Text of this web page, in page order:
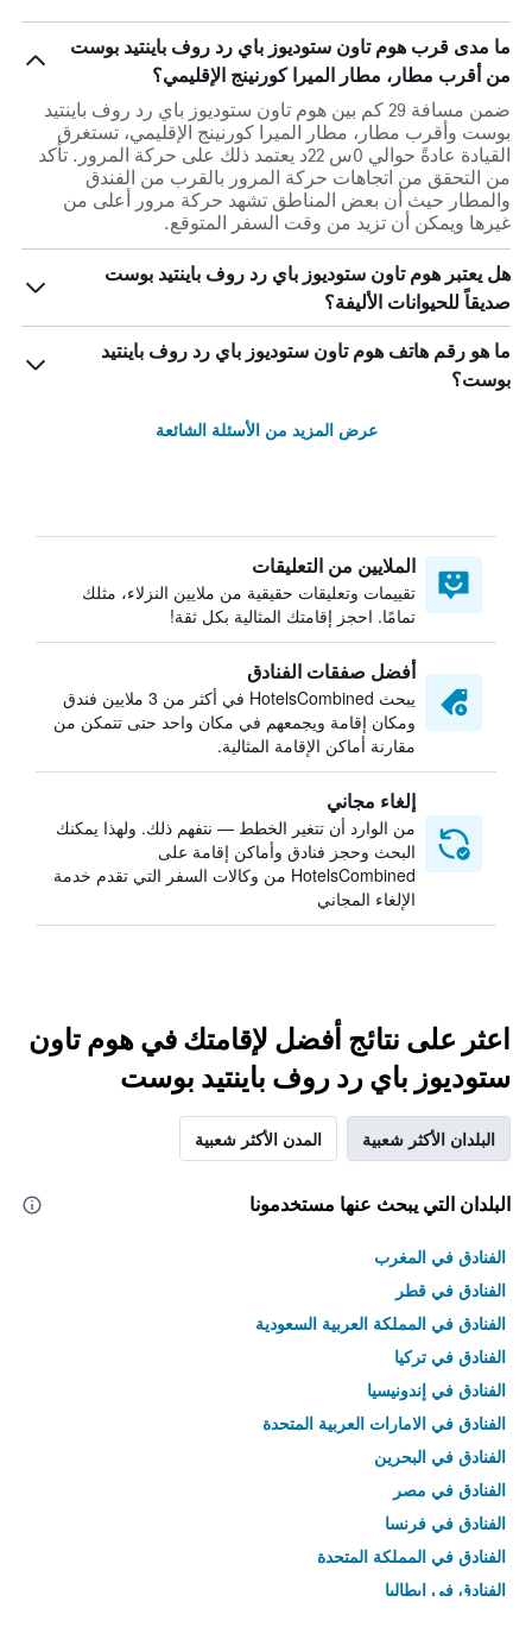
ما مدى قرب هوم تاون ستوديوز باي رد روف باينتيد بوست
من أقرب مطار، مطار الميرا كورنينج الإقليمي؟
ضمن مسافة 29 كم بين هوم تاون ستوديوز باي رد روف باينتيد
بوست وأقرب مطار، مطار الميرا كورنينج الإقليمي، تستغرق
القيادة عادةً حوالي 0س 22د يعتمد ذلك على حركة المرور. تأكد
من التحقق من اتجاهات حركة المرور بالقرب من الفندق
والمطار حيث أن بعض المناطق تشهد حركة مرور أعلى من
غيرها ويمكن أن تزيد من وقت السفر المتوقع.
هل يعتبر هوم تاون ستوديوز باي رد روف باينتيد بوست
صديقاً للحيوانات الأليفة؟
ما هو رقم هاتف هوم تاون ستوديوز باي رد روف باينتيد
بوست؟
عرض المزيد من الأسئلة الشائعة
الملايين من التعليقات
تقييمات وتعليقات حقيقية من ملايين النزلاء، مثلك
تمامًا. احجز إقامتك المثالية بكل ثقة!
أفضل صفقات الفنادق
يبحث HotelsCombined في أكثر من 3 ملايين فندق
ومكان إقامة ويجمعهم في مكان واحد حتى تتمكن من
مقارنة أماكن الإقامة المثالية.
إلغاء مجاني
من الوارد أن تتغير الخطط — نتفهم ذلك. ولهذا يمكنك
البحث وحجز فنادق وأماكن إقامة على
HotelsCombined من وكالات السفر التي تقدم خدمة
الإلغاء المجاني
اعثر على نتائج أفضل لإقامتك في هوم تاون
ستوديوز باي رد روف باينتيد بوست
البلدان الأكثر شعبية المدن الأكثر شعبية
البلدان التي يبحث عنها مستخدمونا
الفنادق في المغرب
الفنادق في قطر
الفنادق في المملكة العربية السعودية
الفنادق في تركيا
الفنادق في إندونيسيا
الفنادق في الامارات العربية المتحدة
الفنادق في البحرين
الفنادق في مصر
الفنادق في فرنسا
الفنادق في المملكة المتحدة
الفنادق في إيطاليا